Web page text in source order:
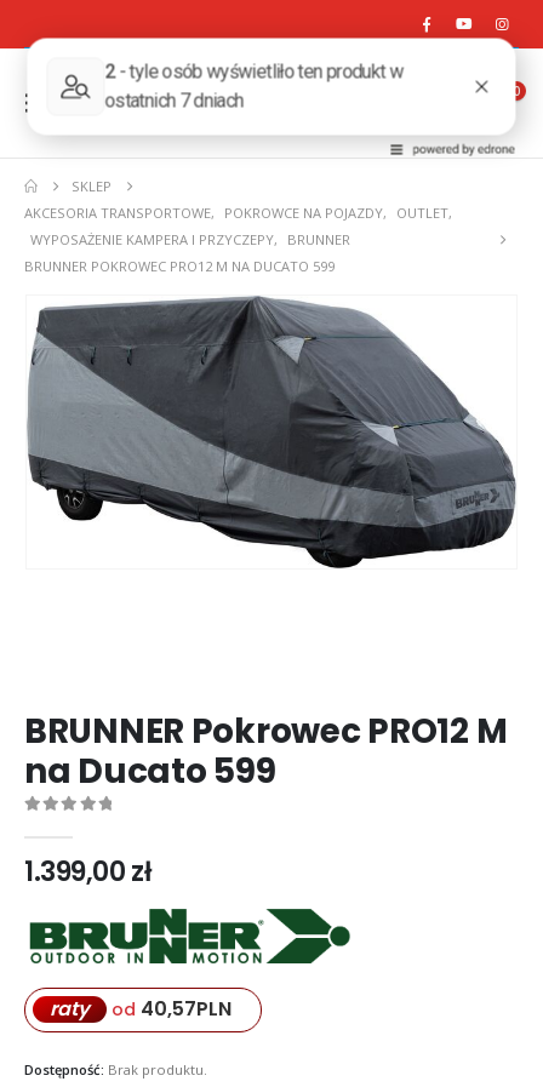
0
SKLEP
AKCESORIA TRANSPORTOWE, POKROWCE NA POJAZDY, OUTLET,
WYPOSAŻENIE KAMPERA I PRZYCZEPY,
BRUNNER
BRUNNER POKROWEC PRO12 M NA DUCATO 599
BRUNNER Pokrowec PRO12 M
na Ducato 599
1.399,00zł
raty od 40,57PLN
Dostępność: Brak produktu.